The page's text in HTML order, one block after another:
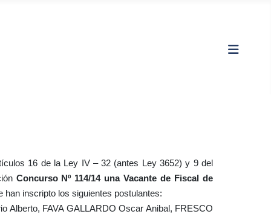
16 de la Ley IV – 32 (antes Ley 3652) y 9 del
Concurso Nº 114/14una Vacante de Fiscal de
han inscripto los siguientes postulantes:
Alberto, FAVA GALLARDO Oscar Anibal, FRESCO